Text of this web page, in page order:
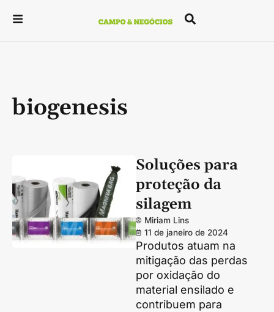
biogenesis
Soluções para
proteção da
silagem
Miriam Lins
11 de janeiro de 2024
Produtos atuam na
mitigação das perdas
por oxidação do
material ensilado e
contribuem para